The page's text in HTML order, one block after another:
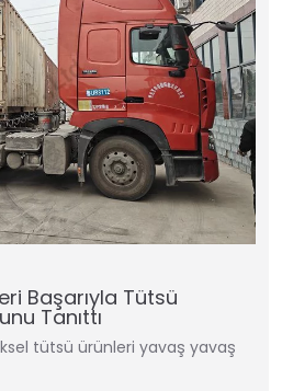
Başarıyla Tütsü
Tanıttı
tütsü ürünleri yavaş yavaş